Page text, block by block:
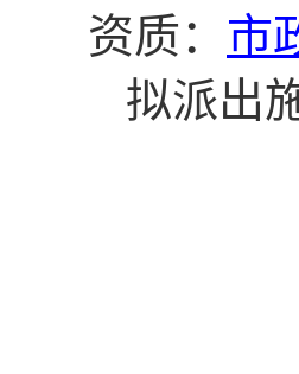
资质： 市
拟派出